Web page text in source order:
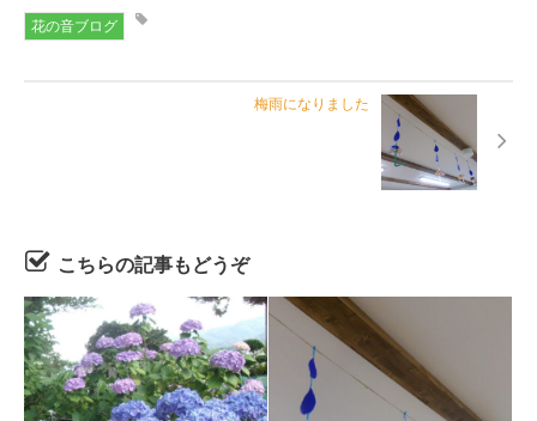
花の音ブログ
梅雨になりました
こちらの記事もどうぞ